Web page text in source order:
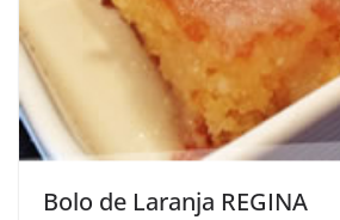
Bolo de Laranja REGINA